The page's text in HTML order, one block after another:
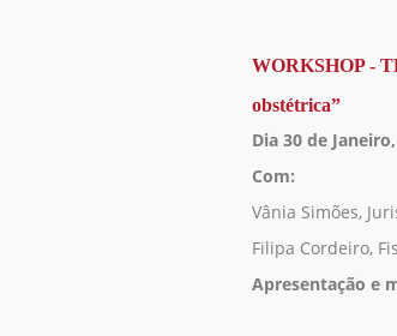
ONLINE
conversar
sobre
crianças
jovens
em
contexto
WORKSHOP -
obstétrica”
Dia 30 de
Com:
Vânia Simões,
Filipa Cordeiro,
Apresentação e